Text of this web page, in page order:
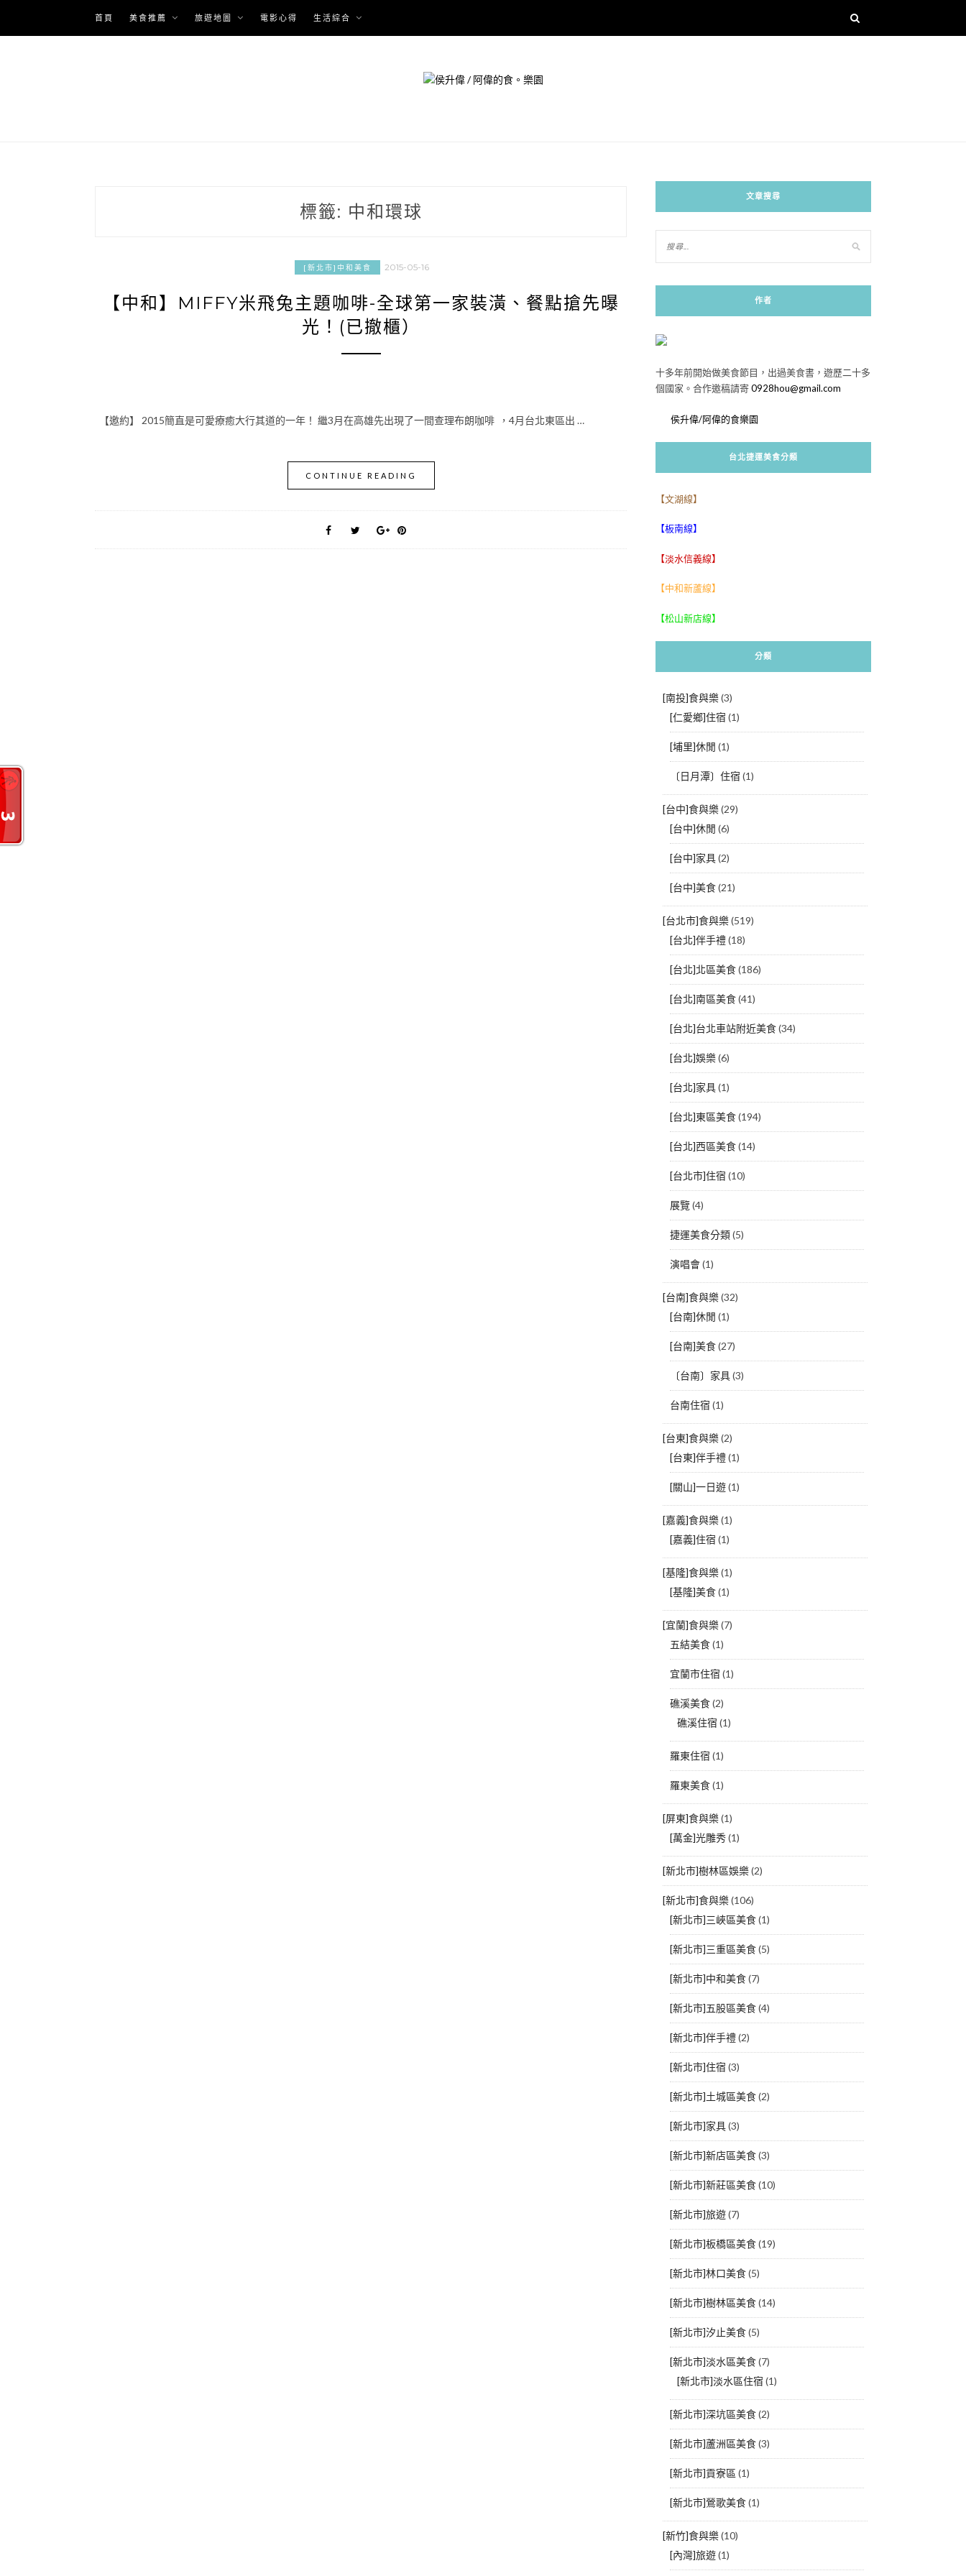
content
首頁 美食推薦 旅遊地圖 電影心得 生活綜合
標籤: 中和環球
[新北市]中和美食 2015-05-16
【中和】MIFFY米飛兔主題咖啡-全球第一家裝潢、餐點搶先曝
光！(已撤櫃）
【邀約】 2015簡直是可愛療癒大行其道的一年！ 繼3月在高雄先出現了一間查理布朗咖啡 ，4月台北東區出 …
CONTINUE READING
文章搜尋
作者
十多年前開始做美食節目，出過美食書，遊歷二十多
個國家。合作邀稿請寄0928hou@gmail.com
侯升偉/阿偉的食樂園
台北捷運美食分類
【文湖線】
【板南線】
【淡水信義線】
【中和新蘆線】
【松山新店線】
分類
[南投]食與樂(3)
[仁愛鄉]住宿 (1)
[埔里]休閒 (1)
〔日月潭〕住宿 (1)
[台中]食與樂(29)
[台中]休閒 (6)
[台中]家具(2)
[台中]美食(21)
[台北市]食與樂(519)
[台北]伴手禮(18)
[台北]北區美食(186)
[台北]南區美食(41)
[台北]台北車站附近美食(34)
[台北]娛樂(6)
[台北]家具(1)
[台北]東區美食(194)
[台北]西區美食(14)
[台北市]住宿 (10)
展覽(4)
捷運美食分類(5)
演唱會(1)
[台南]食與樂(32)
[台南]休閒 (1)
[台南]美食(27)
〔台南〕家具(3)
台南住宿 (1)
[台東]食與樂(2)
[台東]伴手禮(1)
[關山]一日遊(1)
[嘉義]食與樂(1)
[嘉義]住宿 (1)
[基隆]食與樂(1)
[基隆]美食(1)
[宜蘭]食與樂(7)
五結美食(1)
宜蘭市住宿 (1)
礁溪美食(2)
礁溪住宿 (1)
羅東住宿 (1)
羅東美食(1)
[屏東]食與樂(1)
[萬金]光雕秀(1)
[新北市]樹林區娛樂(2)
[新北市]食與樂(106)
[新北市]三峽區美食(1)
[新北市]三重區美食(5)
[新北市]中和美食(7)
[新北市]五股區美食(4)
[新北市]伴手禮(2)
[新北市]住宿 (3)
[新北市]土城區美食(2)
[新北市]家具(3)
[新北市]新店區美食(3)
[新北市]新莊區美食(10)
[新北市]旅遊(7)
[新北市]板橋區美食(19)
[新北市]林口美食(5)
[新北市]樹林區美食(14)
[新北市]汐止美食(5)
[新北市]淡水區美食(7)
[新北市]淡水區住宿 (1)
[新北市]深坑區美食(2)
[新北市]蘆洲區美食(3)
[新北市]貢寮區 (1)
[新北市]鶯歌美食(1)
[新竹]食與樂(10)
[內灣]旅遊(1)